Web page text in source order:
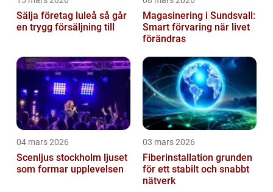
Sälja företag luleå så går
en trygg försäljning till
Magasinering i Sundsvall:
Smart förvaring när livet
förändras
04 mars 2026
Scenljus stockholm ljuset
som formar upplevelsen
03 mars 2026
Fiberinstallation grunden
för ett stabilt och snabbt
nätverk